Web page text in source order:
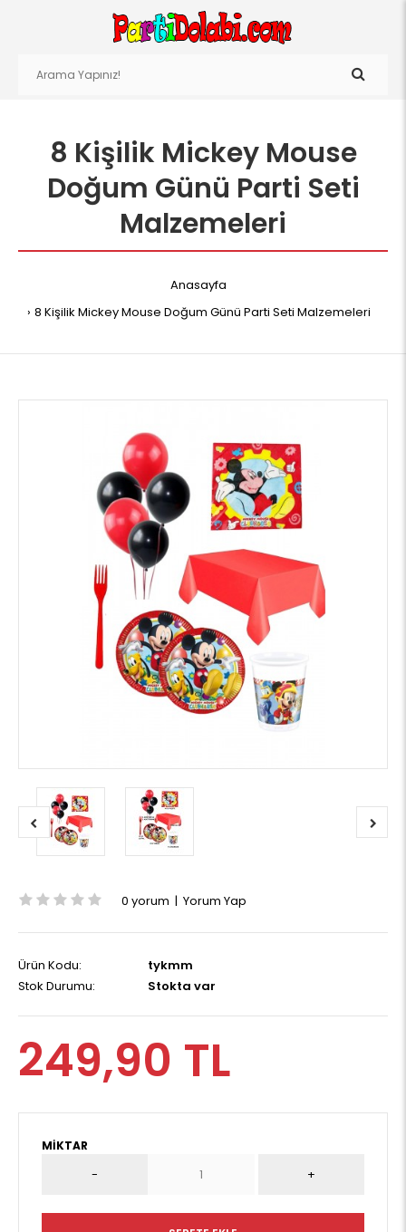
8 Kişilik Mickey Mouse
Doğum Günü Parti Seti
Malzemeleri
Anasayfa
8 Kişilik Mickey Mouse Doğum Günü Parti Seti Malzemeleri
0 yorum | Yorum Yap
Ürün Kodu:
tykmm
Stok Durumu:
Stokta var
249,90 TL
MIKTAR